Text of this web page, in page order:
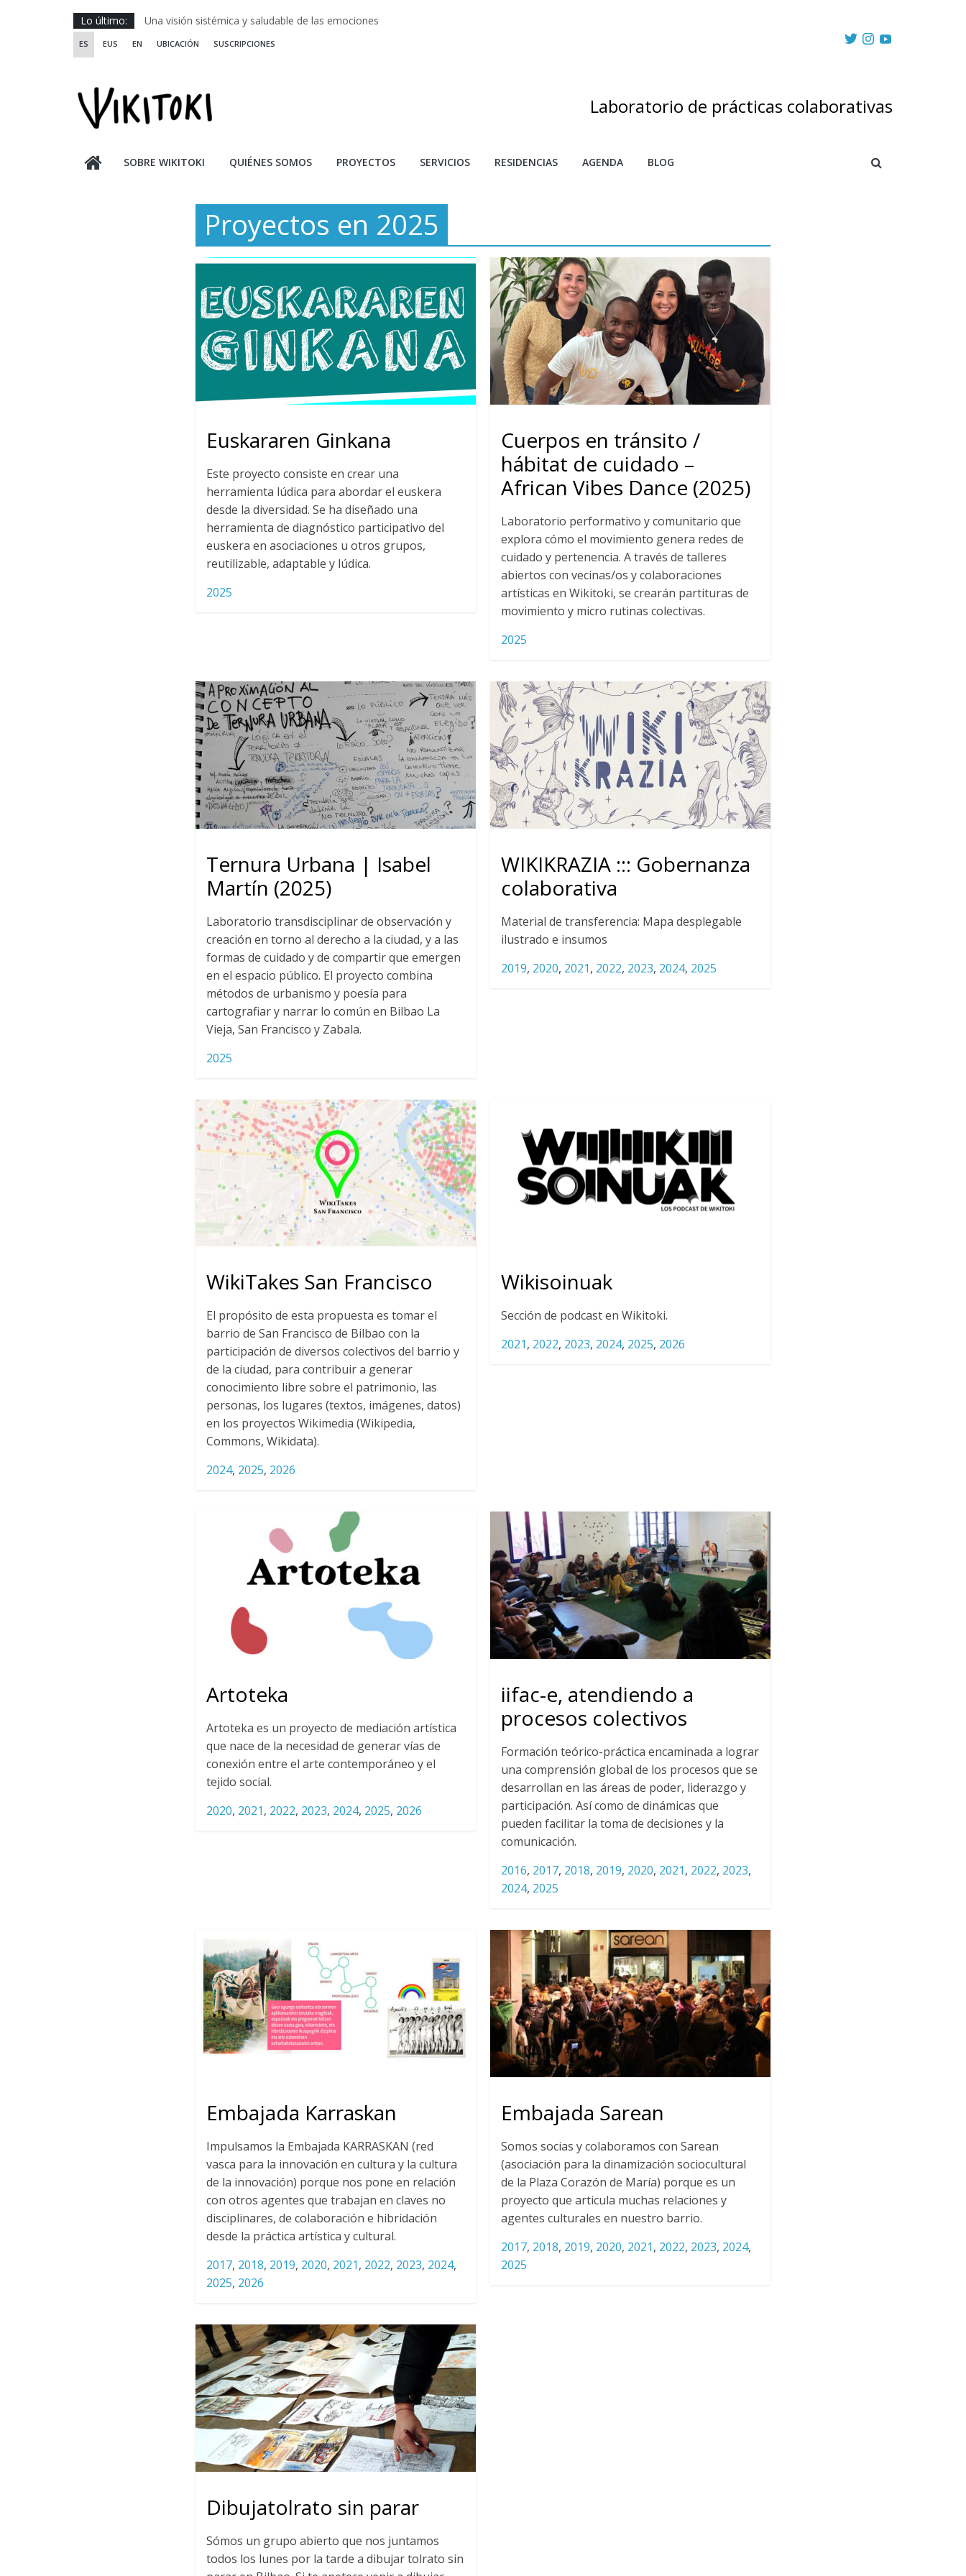
Saltar
contenido
Lo último:
Una visión sistémica y saludable de las emociones
Investigando y haciendo desde-con las artes
ES EUS EN UBICACIÓN SUSCRIPCIONES
Laboratorio de prácticas colaborativas
SOBRE WIKITOKI QUIÉNES SOMOS PROYECTOS SERVICIOS RESIDENCIAS AGENDA BLOG
Proyectos en 2025
Euskararen Ginkana
Este proyecto consiste en crear una
herramienta lúdica para abordar el euskera
desde la diversidad. Se ha diseñado una
herramienta de diagnóstico participativo del
euskera en asociaciones u otros grupos,
reutilizable, adaptable y lúdica.
2025
Cuerpos en tránsito /
hábitat de cuidado –
African Vibes Dance (2025)
Laboratorio performativo y comunitario que
explora cómo el movimiento genera redes de
cuidado y pertenencia. A través de talleres
abiertos con vecinas/os y colaboraciones
artísticas en Wikitoki, se crearán partituras de
movimiento y micro rutinas colectivas.
2025
Ternura Urbana | Isabel
Martín (2025)
Laboratorio transdisciplinar de observación y
creación en torno al derecho a la ciudad, y a las
formas de cuidado y de compartir que emergen
en el espacio público. El proyecto combina
métodos de urbanismo y poesía para
cartografiar y narrar lo común en Bilbao La
Vieja, San Francisco y Zabala.
2025
WIKIKRAZIA ::: Gobernanza
colaborativa
Material de transferencia: Mapa desplegable
ilustrado e insumos
2019, 2020, 2021, 2022, 2023, 2024, 2025
WikiTakes San Francisco
El propósito de esta propuesta es tomar el
barrio de San Francisco de Bilbao con la
participación de diversos colectivos del barrio y
de la ciudad, para contribuir a generar
conocimiento libre sobre el patrimonio, las
personas, los lugares (textos, imágenes, datos)
en los proyectos Wikimedia (Wikipedia,
Commons, Wikidata).
2024, 2025, 2026
Wikisoinuak
Sección de podcast en Wikitoki.
2021, 2022, 2023, 2024, 2025, 2026
Artoteka
Artoteka es un proyecto de mediación artística
que nace de la necesidad de generar vías de
conexión entre el arte contemporáneo y el
tejido social.
2020, 2021, 2022, 2023, 2024, 2025, 2026
iifac-e, atendiendo a
procesos colectivos
Formación teórico-práctica encaminada a lograr
una comprensión global de los procesos que se
desarrollan en las áreas de poder, liderazgo y
participación. Así como de dinámicas que
pueden facilitar la toma de decisiones y la
comunicación.
2016, 2017, 2018, 2019, 2020, 2021, 2022, 2023,
2024, 2025
Embajada Karraskan
Impulsamos la Embajada KARRASKAN (red
vasca para la innovación en cultura y la cultura
de la innovación) porque nos pone en relación
con otros agentes que trabajan en claves no
disciplinares, de colaboración e hibridación
desde la práctica artística y cultural.
2017, 2018, 2019, 2020, 2021, 2022, 2023, 2024,
2025, 2026
Embajada Sarean
Somos socias y colaboramos con Sarean
(asociación para la dinamización sociocultural
de la Plaza Corazón de María) porque es un
proyecto que articula muchas relaciones y
agentes culturales en nuestro barrio.
2017, 2018, 2019, 2020, 2021, 2022, 2023, 2024,
2025
Dibujatolrato sin parar
Sómos un grupo abierto que nos juntamos
todos los lunes por la tarde a dibujar tolrato sin